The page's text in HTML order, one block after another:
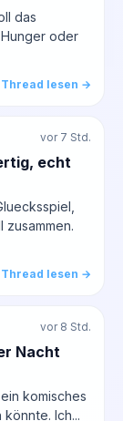
das
oder
Thread lesen →
vor 7 Std.
echt
Thread lesen →
vor 8 Std.
Nacht
komisches
Ich...